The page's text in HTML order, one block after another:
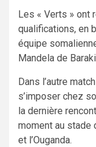
Les « Verts » ont
qualifications, en
équipe
Mandela de
Dans l’autre
s’imposer chez
la dernière
moment au stade
et l’Ouganda.